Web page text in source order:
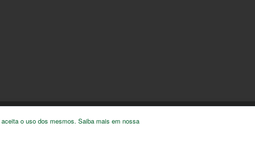
o uso dos mesmos. Saiba mais em nossa